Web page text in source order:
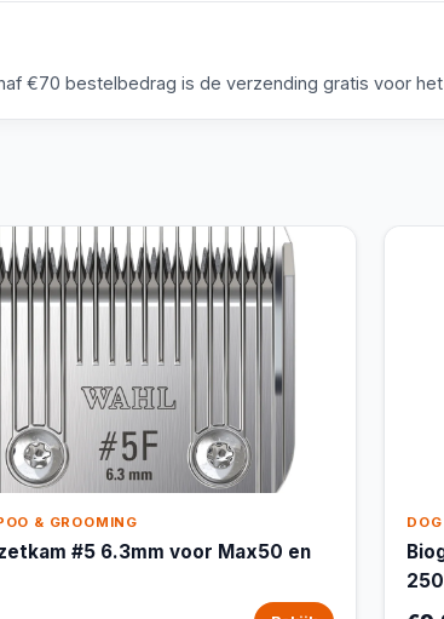
€70 bestelbedrag is de verzending gratis voor
& GROOMING
#5 6.3mm voor Max50 en